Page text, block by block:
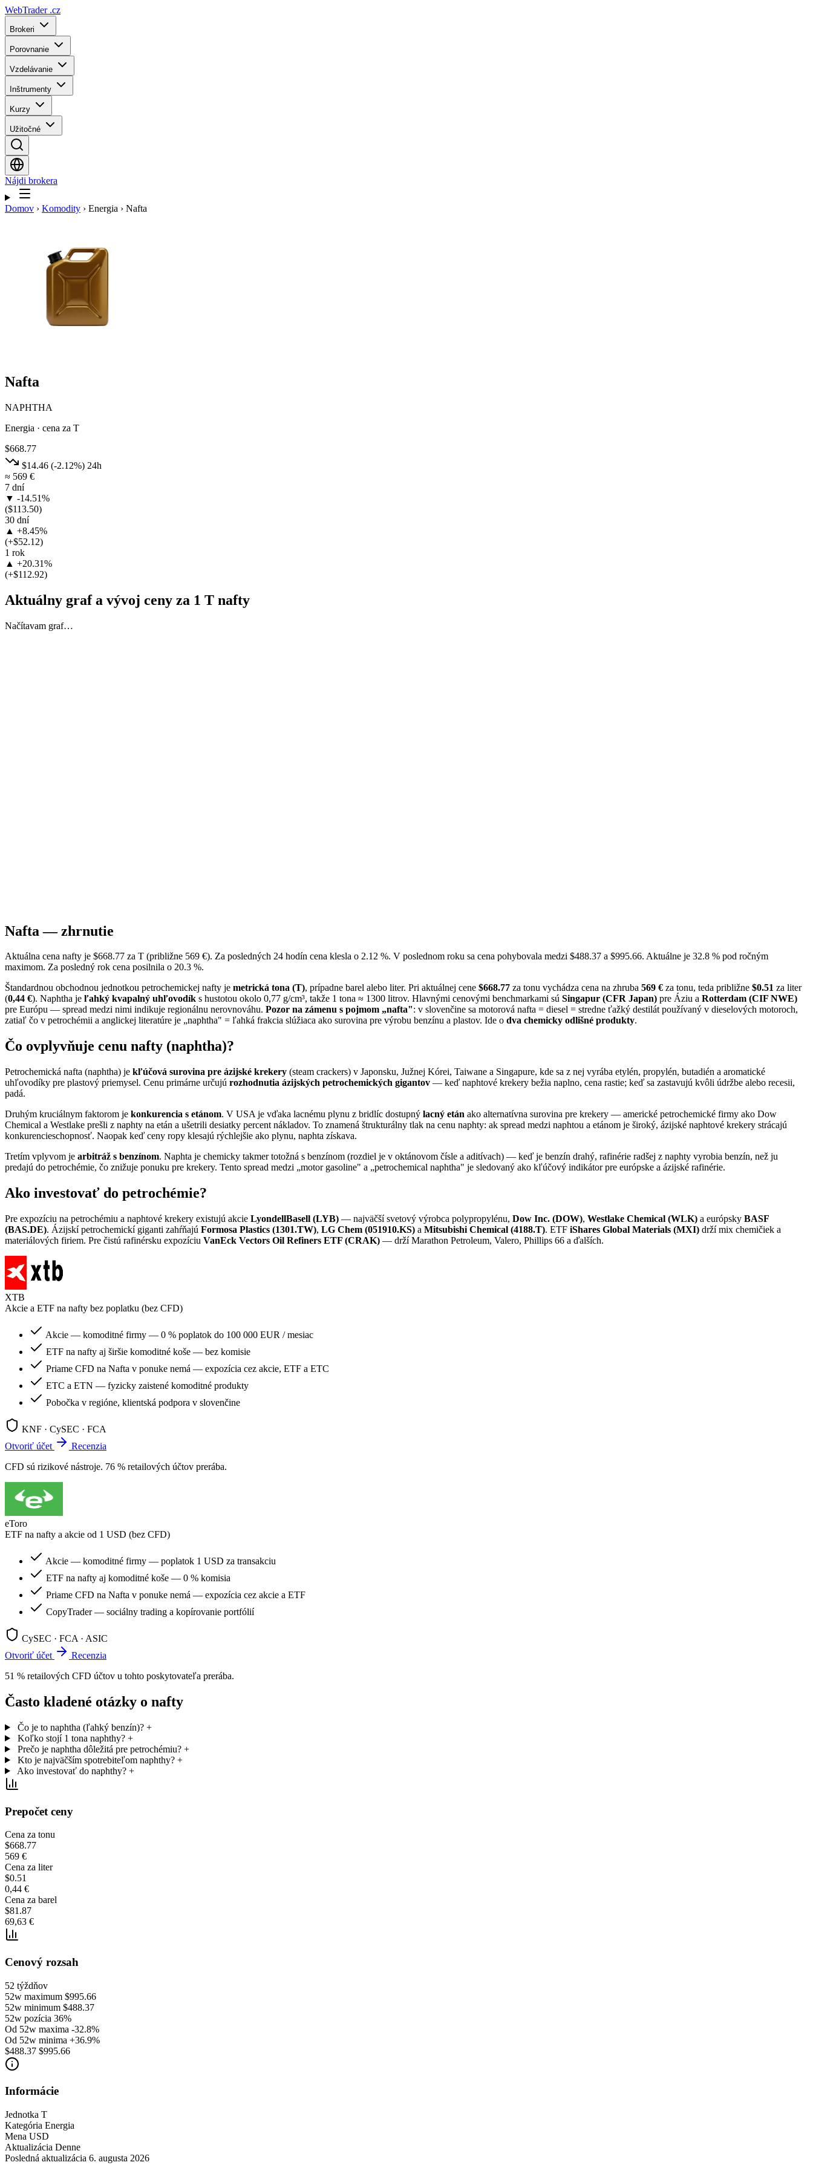
WebTrader .cz
Brokeri
Porovnanie
Vzdelávanie
Inštrumenty
Kurzy
Užitočné
Nájdi brokera
Domov › Komodity › Energia › Nafta
Nafta
NAPHTHA
Energia · cena za T
$668.77
$14.46 (-2.12%) 24h
≈ 569 €
7 dní
▼ -14.51%
($113.50)
30 dní
▲ +8.45%
(+$52.12)
1 rok
▲ +20.31%
(+$112.92)
Aktuálny graf a vývoj ceny za 1 T nafty
Načítavam graf…
Nafta — zhrnutie
Aktuálna cena nafty je $668.77 za T (približne 569 €). Za posledných 24 hodín cena klesla o 2.12 %. V poslednom roku sa cena pohybovala medzi $488.37 a $995.66. Aktuálne je 32.8 % pod ročným
maximom. Za posledný rok cena posilnila o 20.3 %.
Štandardnou obchodnou jednotkou petrochemickej nafty je metrická tona (T), prípadne barel alebo liter. Pri aktuálnej cene $668.77 za tonu vychádza cena na zhruba 569 € za tonu, teda približne $0.51 za liter
(0,44 €). Naphtha je ľahký kvapalný uhľovodík s hustotou okolo 0,77 g/cm³, takže 1 tona ≈ 1300 litrov. Hlavnými cenovými benchmarkami sú Singapur (CFR Japan) pre Áziu a Rotterdam (CIF NWE)
pre Európu — spread medzi nimi indikuje regionálnu nerovnováhu. Pozor na zámenu s pojmom „nafta": v slovenčine sa motorová nafta = diesel = stredne ťažký destilát používaný v dieselových motoroch,
zatiaľ čo v petrochémii a anglickej literatúre je „naphtha" = ľahká frakcia slúžiaca ako surovina pre výrobu benzínu a plastov. Ide o dva chemicky odlišné produkty.
Čo ovplyvňuje cenu nafty (naphtha)?
Petrochemická nafta (naphtha) je kľúčová surovina pre ázijské krekery (steam crackers) v Japonsku, Južnej Kórei, Taiwane a Singapure, kde sa z nej vyrába etylén, propylén, butadién a aromatické
uhľovodíky pre plastový priemysel. Cenu primárne určujú rozhodnutia ázijských petrochemických gigantov — keď naphtové krekery bežia naplno, cena rastie; keď sa zastavujú kvôli údržbe alebo recesii,
padá.
Druhým kruciálnym faktorom je konkurencia s etánom. V USA je vďaka lacnému plynu z bridlíc dostupný lacný etán ako alternatívna surovina pre krekery — americké petrochemické firmy ako Dow
Chemical a Westlake prešli z naphty na etán a ušetrili desiatky percent nákladov. To znamená štrukturálny tlak na cenu naphty: ak spread medzi naphtou a etánom je široký, ázijské naphtové krekery strácajú
konkurencieschopnosť. Naopak keď ceny ropy klesajú rýchlejšie ako plynu, naphta získava.
Tretím vplyvom je arbitráž s benzínom. Naphta je chemicky takmer totožná s benzínom (rozdiel je v oktánovom čísle a aditívach) — keď je benzín drahý, rafinérie radšej z naphty vyrobia benzín, než ju
predajú do petrochémie, čo znižuje ponuku pre krekery. Tento spread medzi „motor gasoline" a „petrochemical naphtha" je sledovaný ako kľúčový indikátor pre európske a ázijské rafinérie.
Ako investovať do petrochémie?
Pre expozíciu na petrochémiu a naphtové krekery existujú akcie LyondellBasell (LYB) — najväčší svetový výrobca polypropylénu, Dow Inc. (DOW), Westlake Chemical (WLK) a európsky BASF
(BAS.DE). Ázijskí petrochemickí giganti zahŕňajú Formosa Plastics (1301.TW), LG Chem (051910.KS) a Mitsubishi Chemical (4188.T). ETF iShares Global Materials (MXI) drží mix chemičiek a
materiálových firiem. Pre čistú rafinérsku expozíciu VanEck Vectors Oil Refiners ETF (CRAK) — drží Marathon Petroleum, Valero, Phillips 66 a ďalších.
XTB
Akcie a ETF na nafty bez poplatku (bez CFD)
Akcie — komoditné firmy — 0 % poplatok do 100 000 EUR / mesiac
ETF na nafty aj širšie komoditné koše — bez komisie
Priame CFD na Nafta v ponuke nemá — expozícia cez akcie, ETF a ETC
ETC a ETN — fyzicky zaistené komoditné produkty
Pobočka v regióne, klientská podpora v slovenčine
KNF · CySEC · FCA
Otvoriť účet
Recenzia
CFD sú rizikové nástroje. 76 % retailových účtov prerába.
eToro
ETF na nafty a akcie od 1 USD (bez CFD)
Akcie — komoditné firmy — poplatok 1 USD za transakciu
ETF na nafty aj komoditné koše — 0 % komisia
Priame CFD na Nafta v ponuke nemá — expozícia cez akcie a ETF
CopyTrader — sociálny trading a kopírovanie portfólií
CySEC · FCA · ASIC
Otvoriť účet
Recenzia
51 % retailových CFD účtov u tohto poskytovateľa prerába.
Často kladené otázky o nafty
Čo je to naphtha (ľahký benzín)? +
Koľko stojí 1 tona naphthy? +
Prečo je naphtha dôležitá pre petrochémiu? +
Kto je najväčším spotrebiteľom naphthy? +
Ako investovať do naphthy? +
Prepočet ceny
Cena za tonu
$668.77
569 €
Cena za liter
$0.51
0,44 €
Cena za barel
$81.87
69,63 €
Cenový rozsah
52 týždňov
52w maximum $995.66
52w minimum $488.37
52w pozícia 36%
Od 52w maxima -32.8%
Od 52w minima +36.9%
$488.37 $995.66
Informácie
Jednotka T
Kategória Energia
Mena USD
Aktualizácia Denne
Posledná aktualizácia 6. augusta 2026